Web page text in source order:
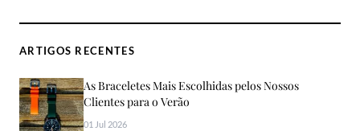
ARTIGOS RECENTES
As Braceletes Mais Escolhidas pelos Nossos
Clientes para o Verão
01 Jul 2026